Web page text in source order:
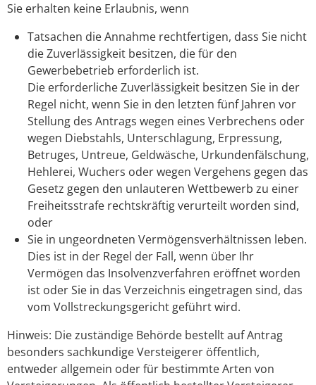
Sie erhalten keine Erlaubnis, wenn
Tatsachen die Annahme rechtfertigen, dass Sie nicht
die Zuverlässigkeit besitzen, die für den
Gewerbebetrieb erforderlich ist.
Die erforderliche Zuverlässigkeit besitzen Sie in der
Regel nicht, wenn Sie in den letzten fünf Jahren vor
Stellung des Antrags wegen eines Verbrechens oder
wegen Diebstahls, Unterschlagung, Erpressung,
Betruges, Untreue, Geldwäsche, Urkundenfälschung,
Hehlerei, Wuchers oder wegen Vergehens gegen das
Gesetz gegen den unlauteren Wettbewerb zu einer
Freiheitsstrafe rechtskräftig verurteilt worden sind,
oder
Sie in ungeordneten Vermögensverhältnissen leben.
Dies ist in der Regel der Fall, wenn über Ihr
Vermögen das Insolvenzverfahren eröffnet worden
ist oder Sie in das Verzeichnis eingetragen sind, das
vom Vollstreckungsgericht geführt wird.
Hinweis: Die zuständige Behörde bestellt auf Antrag
besonders sachkundige Versteigerer öffentlich,
entweder allgemein oder für bestimmte Arten von